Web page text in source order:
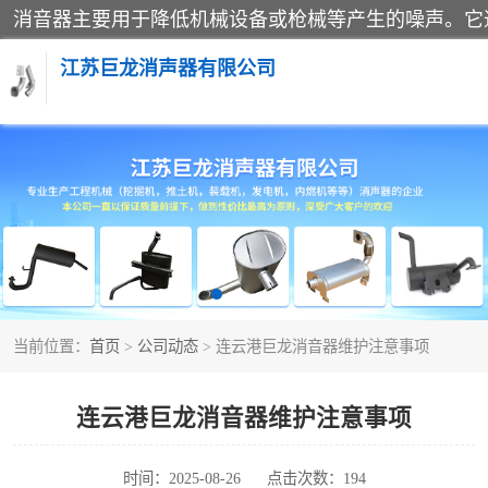
江苏巨龙消声器有限公司
当前位置： 首页 > 公司动态 > 连云港巨龙消音器维护注意事项
连云港巨龙消音器维护注意事项
时间：2025-08-26 点击次数：194
消声器